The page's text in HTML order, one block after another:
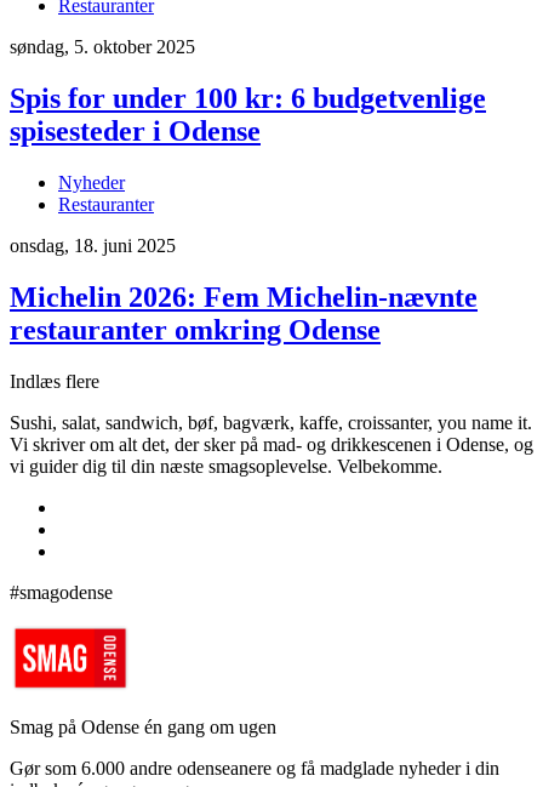
Restauranter
søndag, 5. oktober 2025
Spis for under 100 kr: 6 budgetvenlige
spisesteder i Odense
Nyheder
Restauranter
onsdag, 18. juni 2025
Michelin 2026: Fem Michelin-nævnte
restauranter omkring Odense
Indlæs flere
Sushi, salat, sandwich, bøf, bagværk, kaffe, croissanter, you name it.
Vi skriver om alt det, der sker på mad- og drikkescenen i Odense, og
vi guider dig til din næste smagsoplevelse. Velbekomme.
#smagodense
Smag på Odense én gang om ugen
Gør som 6.000 andre odenseanere og få madglade nyheder i din